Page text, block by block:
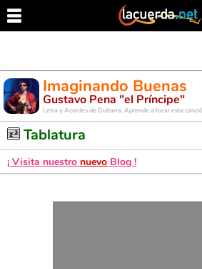
Imaginando Buenas
Gustavo Pena "el Príncipe"
Letra y Acordes de Guitarra. Aprende a tocar esta
Tablatura
¡ Visita nuestro nuevo Blog !